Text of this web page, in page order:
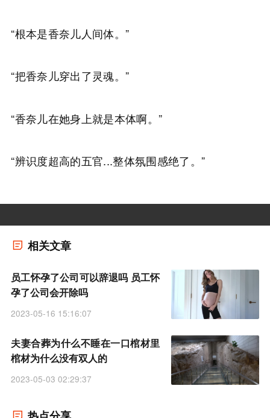
“根本是香奈儿人间体。”
“把香奈儿穿出了灵魂。”
“香奈儿在她身上就是本体啊。”
“辨识度超高的五官...整体氛围感绝了。”
相关文章
员工怀孕了公司可以辞退吗 员工怀
孕了公司会开除吗
2023-05-16 15:16:07
夫妻合葬为什么不睡在一口棺材里
棺材为什么没有双人的
2023-05-03 02:29:37